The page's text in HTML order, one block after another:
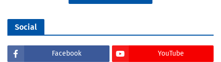
Social
Facebook YouTube